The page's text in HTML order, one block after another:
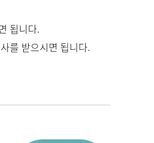
됩니다.
를 받으시면 됩니다.